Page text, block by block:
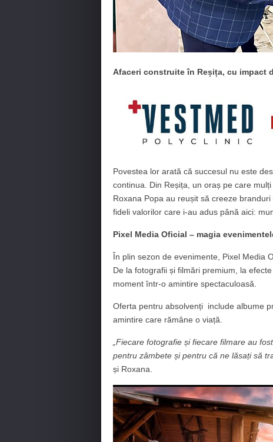
Afaceri construite în Reșița, cu impact
Povestea lor arată că succesul nu este
continua. Din Reșița, un oraș pe care
Roxana Popa au reușit să creeze
fideli valorilor care i-au adus până aici:
Pixel Media Oficial – magia
În plin sezon de evenimente, Pixel Media
De la fotografii și filmări premium, la
moment într-o amintire spectaculoasă.
Oferta pentru absolvenți include albume
amintire care rămâne o viață.
„Fiecare fotografie și fiecare filmare au
pentru zâmbete și pentru că ne lăsați să
și Roxana.